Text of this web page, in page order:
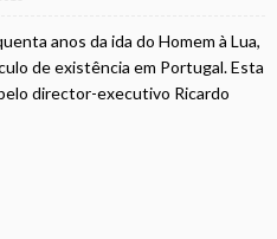
anos da ida do Homem à Lua,
de existência em Portugal. Esta
director-executivo Ricardo